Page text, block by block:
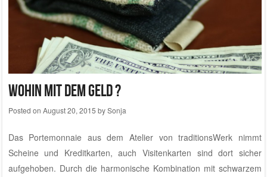
Wohin mit dem Geld ?
Posted on August 20, 2015 bySonja
Das Portemonnaie aus demAtelier von traditionsWerk nimmt
Scheine und Kreditkarten, auch Visitenkarten sind dort sicher
aufgehoben. Durch die harmonische Kombination mit schwarzem